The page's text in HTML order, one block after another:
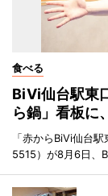
食べる
BiVi仙台駅東
ら鍋」看板に
「赤からBiVi仙台
5515）が8月6日、